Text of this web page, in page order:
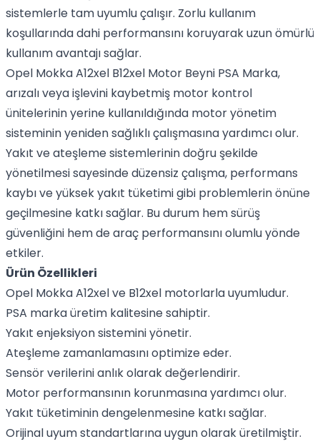
sistemlerle tam uyumlu çalışır. Zorlu kullanım
koşullarında dahi performansını koruyarak uzun ömürlü
kullanım avantajı sağlar.
Opel Mokka A12xel B12xel Motor Beyni PSA Marka,
arızalı veya işlevini kaybetmiş motor kontrol
ünitelerinin yerine kullanıldığında motor yönetim
sisteminin yeniden sağlıklı çalışmasına yardımcı olur.
Yakıt ve ateşleme sistemlerinin doğru şekilde
yönetilmesi sayesinde düzensiz çalışma, performans
kaybı ve yüksek yakıt tüketimi gibi problemlerin önüne
geçilmesine katkı sağlar. Bu durum hem sürüş
güvenliğini hem de araç performansını olumlu yönde
etkiler.
Ürün Özellikleri
Opel Mokka A12xel ve B12xel motorlarla uyumludur.
PSA marka üretim kalitesine sahiptir.
Yakıt enjeksiyon sistemini yönetir.
Ateşleme zamanlamasını optimize eder.
Sensör verilerini anlık olarak değerlendirir.
Motor performansının korunmasına yardımcı olur.
Yakıt tüketiminin dengelenmesine katkı sağlar.
Orijinal uyum standartlarına uygun olarak üretilmiştir.